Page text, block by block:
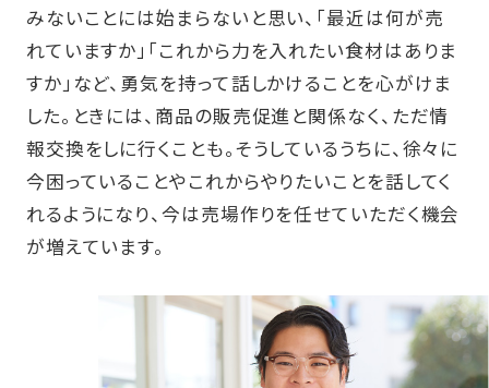
みないことには始まらないと思い、「最近は何が売
れていますか」「これから力を入れたい食材はありま
すか」など、勇気を持って話しかけることを心がけま
した。ときには、商品の販売促進と関係なく、ただ情
報交換をしに行くことも。そうしているうちに、徐々に
今困っていることやこれからやりたいことを話してく
れるようになり、今は売場作りを任せていただく機会
が増えています。